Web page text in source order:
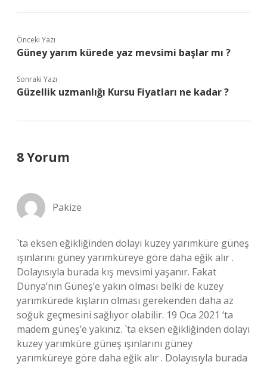
Önceki Yazı
Güney yarım kürede yaz mevsimi başlar mı ?
Sonraki Yazı
Güzellik uzmanlığı Kursu Fiyatları ne kadar ?
8 Yorum
Pakize
`ta eksen eğikliğinden dolayı kuzey yarımküre güneş
ışınlarını güney yarımküreye göre daha eğik alır .
Dolayısıyla burada kış mevsimi yaşanır. Fakat
Dünya’nın Güneş’e yakın olması belki de kuzey
yarımkürede kışların olması gerekenden daha az
soğuk geçmesini sağlıyor olabilir. 19 Oca 2021 ‘ta
madem güneş’e yakınız. `ta eksen eğikliğinden dolayı
kuzey yarımküre güneş ışınlarını güney
yarımküreye göre daha eğik alır . Dolayısıyla burada